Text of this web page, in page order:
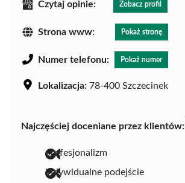
Czytaj opinie: Zobacz profil
Strona www: Pokaż stronę
Numer telefonu: Pokaż numer
Lokalizacja: 78-400 Szczecinek
Najczęściej doceniane przez klientów:
profesjonalizm
indywidualne podejście